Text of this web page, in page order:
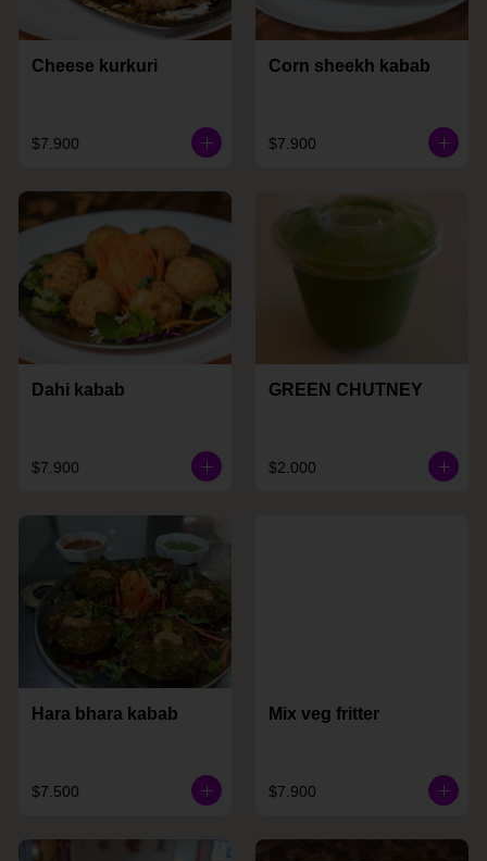
Cheese kurkuri
$7.900
Corn sheekh kabab
$7.900
Dahi kabab
$7.900
GREEN CHUTNEY
$2.000
Hara bhara kabab
$7.500
Mix veg fritter
$7.900